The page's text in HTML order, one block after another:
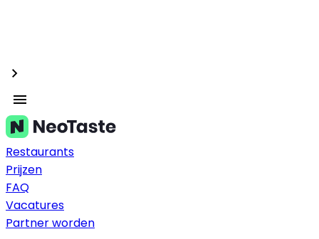
Restaurants
Prijzen
FAQ
Vacatures
Partner worden